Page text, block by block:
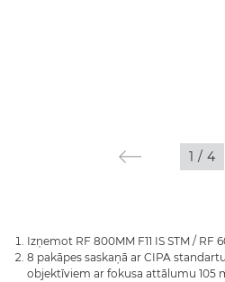
1 / 4
Izņemot RF 800MM F11 IS STM / RF
8 pakāpes saskaņā ar CIPA
objektīviem ar fokusa attālumu 105